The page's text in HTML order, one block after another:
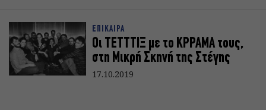
ΕΠΙΚΑΙΡΑ
Οι ΤΕΤΤΤΙΞ με το ΚΡΡΑΜΑ τους,
στη Μικρή Σκηνή της Στέγης
17.10.2019